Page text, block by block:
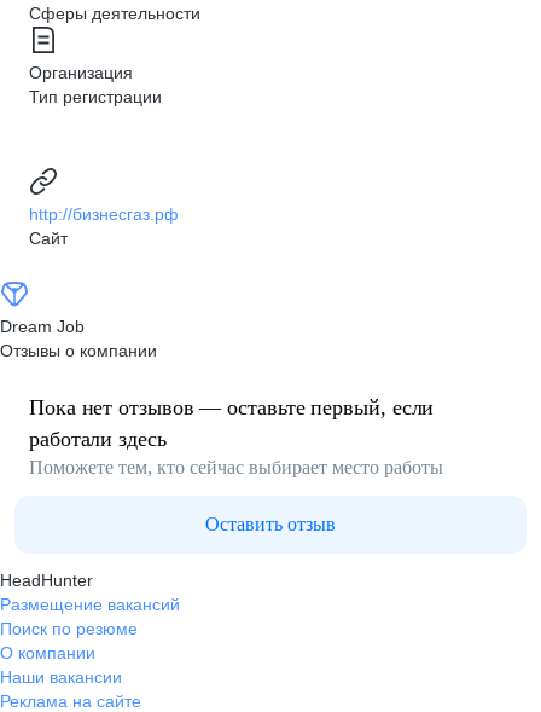
Сферы деятельности
Организация
Тип регистрации
http://бизнесгаз.рф
Сайт
Dream Job
Отзывы о компании
Пока нет отзывов — оставьте первый, если
работали здесь
Поможете тем, кто сейчас выбирает место работы
Оставить отзыв
HeadHunter
Размещение вакансий
Поиск по резюме
О компании
Наши вакансии
Реклама на сайте